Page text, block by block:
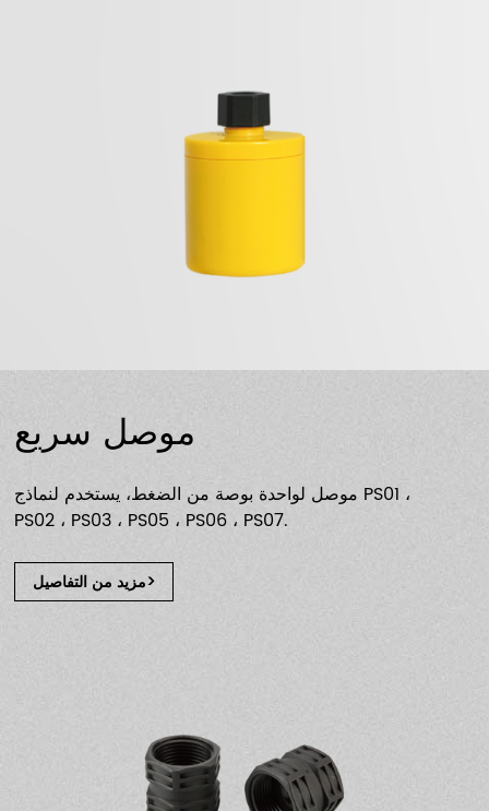
موصل سريع
موصل لواحدة بوصة من الضغط، يستخدم لنماذج PS01 ،
PS02 ، PS03 ، PS05 ، PS06 ، PS07.
مزيد من التفاصيل>